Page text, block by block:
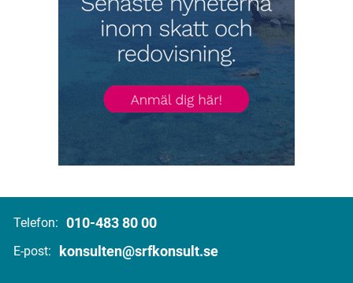
Telefon: 010-483 80 00
E-post: konsulten@srfkonsult.se